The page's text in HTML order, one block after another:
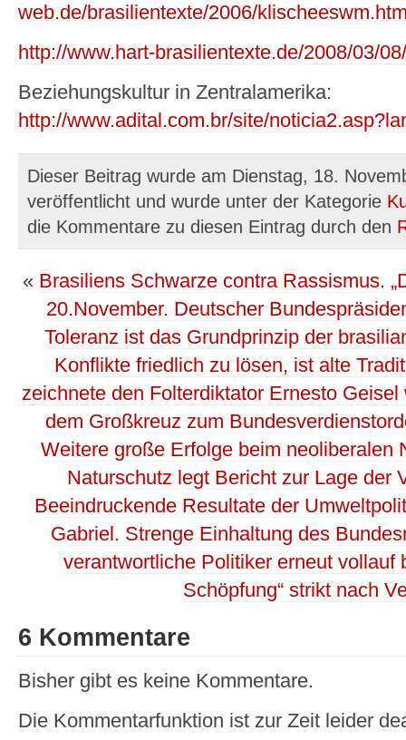
web.de/brasilientexte/2006/
http://www.hart-brasilientexte.de/2008/03/
Beziehungskultur in Zentralamerika:
http://www.adital.com.br/site/
Dieser Beitrag wurde am Dienstag, 18.
veröffentlicht und wurde unter der Kategorie
die Kommentare zu diesen Eintrag durch den
« Brasiliens Schwarze contra Rassismus.
20.November. Deutscher
Toleranz ist das Grundprinzip der
Konflikte friedlich zu lösen, ist alte
zeichnete den Folterdiktator Ernesto
dem Großkreuz zum
Weitere große Erfolge beim neoliberalen
Naturschutz legt Bericht zur Lage der
Beeindruckende Resultate der
Gabriel. Strenge Einhaltung des
verantwortliche Politiker erneut vollauf
Schöpfung“ strikt nach
6 Kommentare
Bisher gibt es keine Kommentare.
Die Kommentarfunktion ist zur Zeit leider